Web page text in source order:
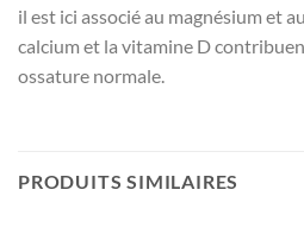
il est ici associé au magnésium et
calcium et la vitamine D
ossature normale.
PRODUITS SIMILAIRES